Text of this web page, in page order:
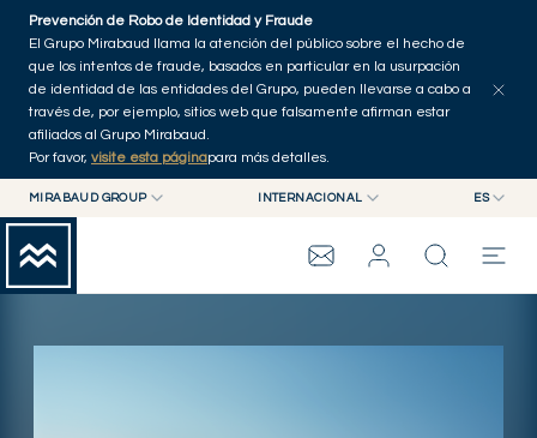
Skip to main content
Prevención de Robo de Identidad y Fraude
El Grupo Mirabaud llama la atención del público sobre el hecho de
que los intentos de fraude, basados en particular en la usurpación
de identidad de las entidades del Grupo, pueden llevarse a cabo a
través de, por ejemplo, sitios web que falsamente afirman estar
afiliados al Grupo Mirabaud.
Por favor, visite esta páginapara más detalles.
MIRABAUD GROUP
MIRABAUD ASSET MANAGEMENT
MIRABAUD INVESTMENTS
INTERNACIONAL ES
FR
DE
GRUPO MIRABAUD
Inicio
Notas de prensa